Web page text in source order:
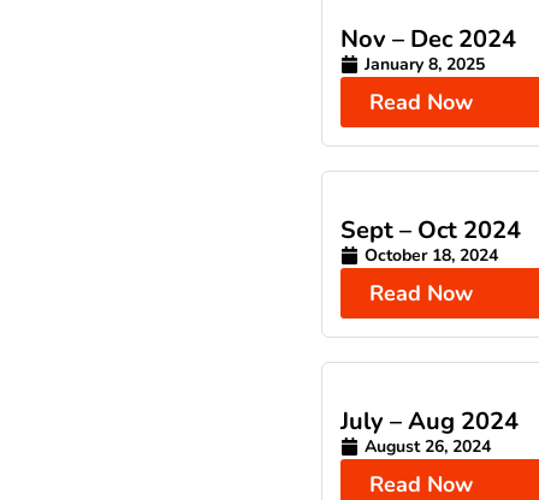
Nov – Dec 2024
January 8, 2025
Read Now
Sept – Oct 2024
October 18, 2024
Read Now
July – Aug 2024
August 26, 2024
Read Now